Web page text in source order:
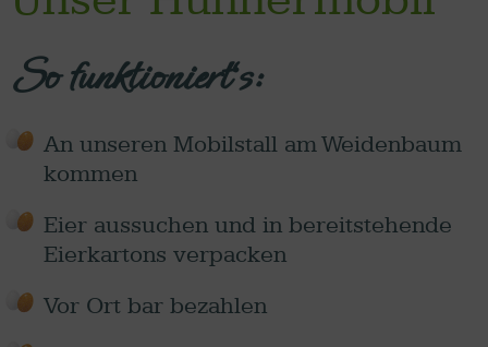
So funktioniert‘s:
An unseren Mobilstall am Weidenbaum
kommen
Eier aussuchen und in bereitstehende
Eierkartons verpacken
Vor Ort bar bezahlen